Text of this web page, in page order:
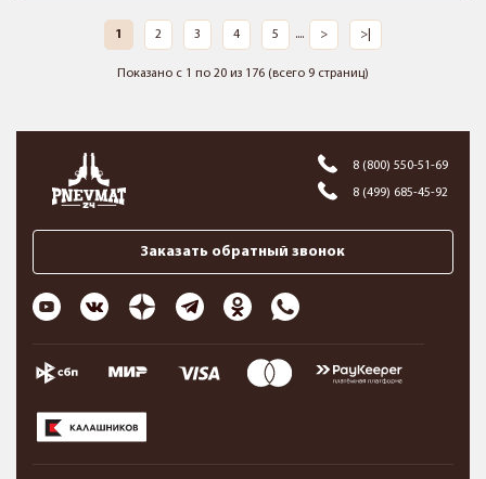
1 2 3 4 5 .... > >|
Показано с 1 по 20 из 176 (всего 9 страниц)
8 (800) 550-51-69
8 (499) 685-45-92
Заказать обратный звонок